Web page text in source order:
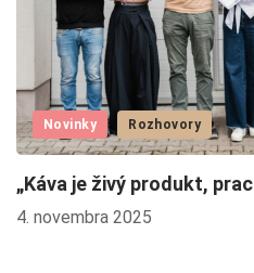
Novinky Rozhovory
„Káva je živý produkt,
4. novembra 2025